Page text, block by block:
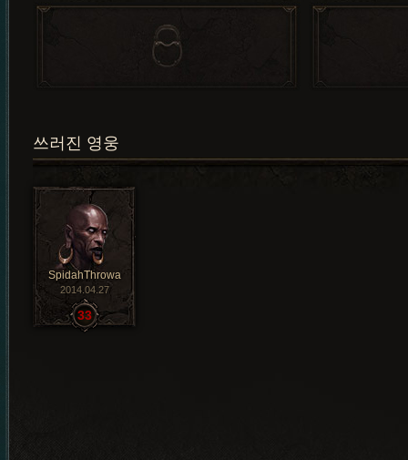
쓰러진 영웅
SpidahThrowa
2014.04.27
33